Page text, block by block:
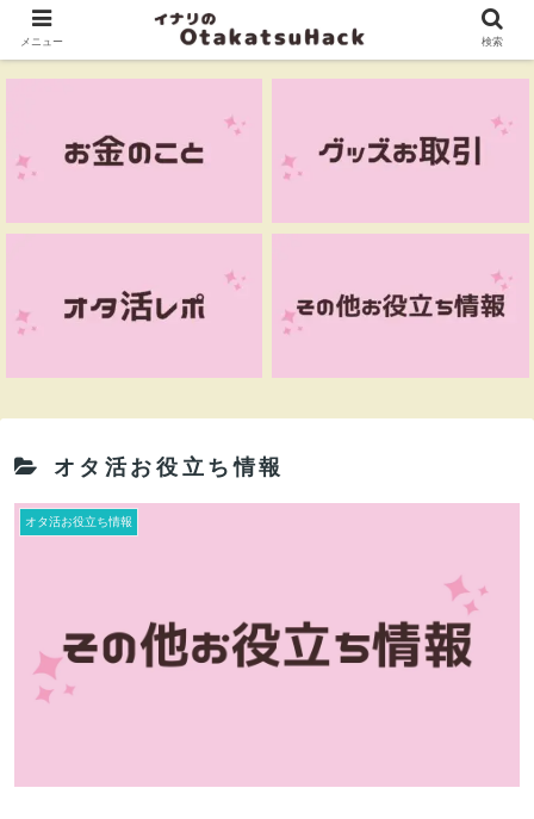
オタ活お役立ち情報
オタ活お役立ち情報
メニュー 検索